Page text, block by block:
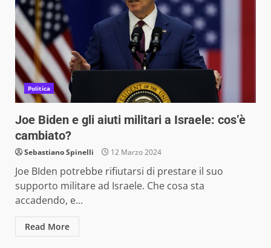
Politica
Joe Biden e gli aiuti militari a Israele: cos’è
cambiato?
Sebastiano Spinelli 12 Marzo 2024
Joe BIden potrebbe rifiutarsi di prestare il suo
supporto militare ad Israele. Che cosa sta
accadendo, e...
Read More